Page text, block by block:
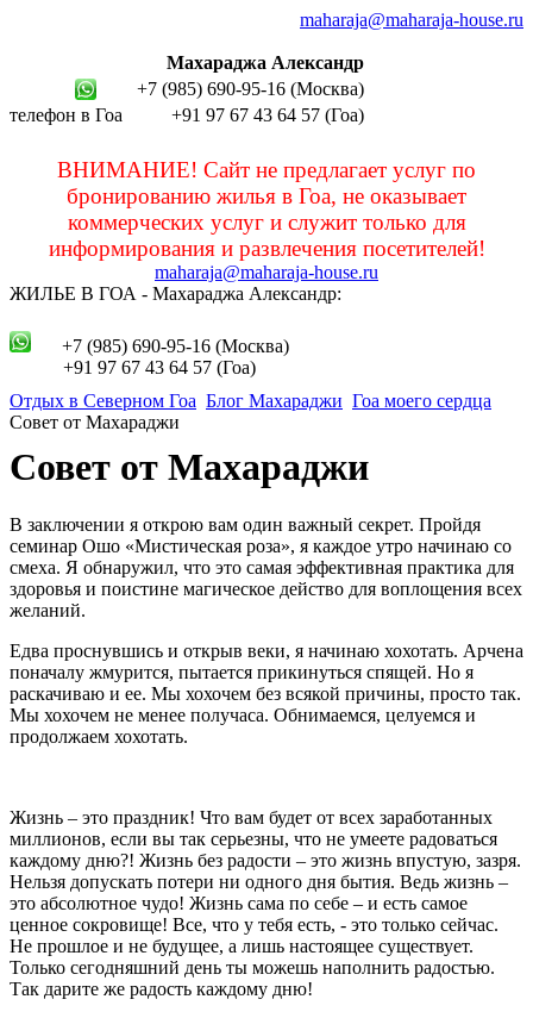
maharaja@maharaja-house.ru
Махараджа Александр
+7 (985) 690-95-16 (Москва)
телефон в Гоа
+91 97 67 43 64 57 (Гоа)
ВНИМАНИЕ! Сайт не предлагает услуг по
бронированию жилья в Гоа, не оказывает
коммерческих услуг и служит только для
информирования и развлечения посетителей!
maharaja@maharaja-house.ru
ЖИЛЬЕ В ГОА - Махараджа Александр:
+7 (985) 690-95-16 (Москва)
+91 97 67 43 64 57 (Гоа)
Отдых в Северном Гоа Блог Махараджи Гоа моего сердца
Совет от Махараджи
Совет от Махараджи
В заключении я открою вам один важный секрет. Пройдя
семинар Ошо «Мистическая роза», я каждое утро начинаю со
смеха. Я обнаружил, что это самая эффективная практика для
здоровья и поистине магическое действо для воплощения всех
желаний.
Едва проснувшись и открыв веки, я начинаю хохотать. Арчена
поначалу жмурится, пытается прикинуться спящей. Но я
раскачиваю и ее. Мы хохочем без всякой причины, просто так.
Мы хохочем не менее получаса. Обнимаемся, целуемся и
продолжаем хохотать.
Жизнь – это праздник! Что вам будет от всех заработанных
миллионов, если вы так серьезны, что не умеете радоваться
каждому дню?! Жизнь без радости – это жизнь впустую, зазря.
Нельзя допускать потери ни одного дня бытия. Ведь жизнь –
это абсолютное чудо! Жизнь сама по себе – и есть самое
ценное сокровище! Все, что у тебя есть, - это только сейчас.
Не прошлое и не будущее, а лишь настоящее существует.
Только сегодняшний день ты можешь наполнить радостью.
Так дарите же радость каждому дню!